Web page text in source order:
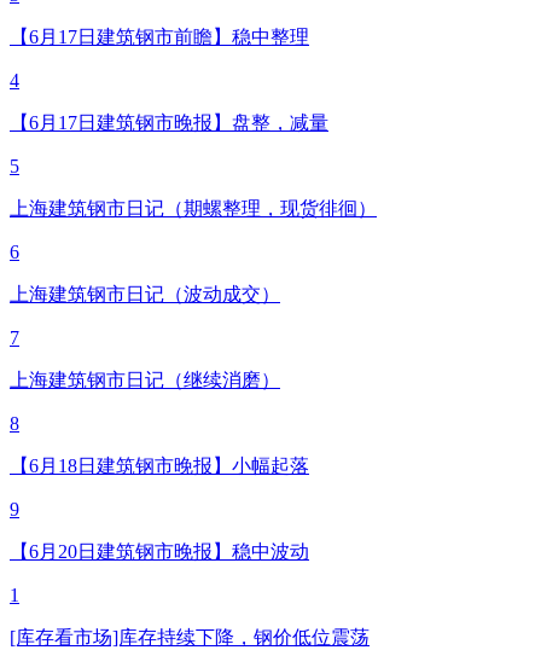
【6月17日建筑钢市前瞻】稳中整理
4
【6月17日建筑钢市晚报】盘整，减量
5
上海建筑钢市日记（期螺整理，现货徘徊）
6
上海建筑钢市日记（波动成交）
7
上海建筑钢市日记（继续消磨）
8
【6月18日建筑钢市晚报】小幅起落
9
【6月20日建筑钢市晚报】稳中波动
1
[库存看市场]库存持续下降，钢价低位震荡